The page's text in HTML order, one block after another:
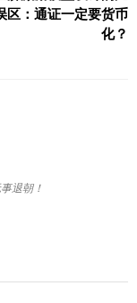
区：通证一定要货币
化？
退朝！